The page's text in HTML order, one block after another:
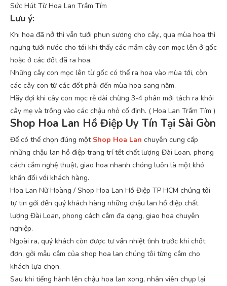
Sức Hút Từ Hoa Lan Trầm Tím
Lưu ý:
Khi hoa đã nở thì vẫn tưới phun sương cho cây., qua mùa hoa thì
ngưng tưới nước cho tới khi thấy các mầm cây con mọc lên ở gốc
hoặc ở các đốt đã ra hoa.
Những cây con mọc lên từ gốc có thể ra hoa vào mùa tới, còn
các cây con từ các đốt phải đến mùa hoa sang năm.
Hãy đợi khi cây con mọc rễ dài chừng 3-4 phân mới tách ra khỏi
cây mẹ và trồng vào các chậu nhỏ cố định. ( Hoa Lan Trầm Tím )
Shop Hoa Lan Hồ Điệp Uy Tín Tại Sài Gòn
Để có thể chọn đúng một Shop Hoa Lan chuyên cung cấp
những chậu lan hồ điệp trang trí tết chất lượng Đài Loan, phong
cách cắm nghệ thuật, giao hoa nhanh chóng luôn là một khó
khăn đối với khách hàng.
Hoa Lan Nữ Hoàng / Shop Hoa Lan Hồ Điệp TP HCM chúng tôi
tự tin gởi đến quý khách hàng những chậu lan hồ điệp chất
lượng Đài Loan, phong cách cắm đa dạng, giao hoa chuyên
nghiệp.
Ngoài ra, quý khách còn được tư vấn nhiệt tình trước khi chốt
đơn, gởi mẫu cắm của shop hoa lan chúng tôi từng cắm cho
khách lựa chọn.
Sau khi tiếng hành lên chậu hoa lan xong, nhân viên chụp lại